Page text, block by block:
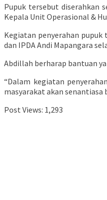
Pupuk tersebut diserahkan
Kepala Unit Operasional &
Kegiatan penyerahan
dan IPDA Andi Mapangara
Abdillah berharap bantuan
“Dalam kegiatan
masyarakat akan
Post Views: 1,293